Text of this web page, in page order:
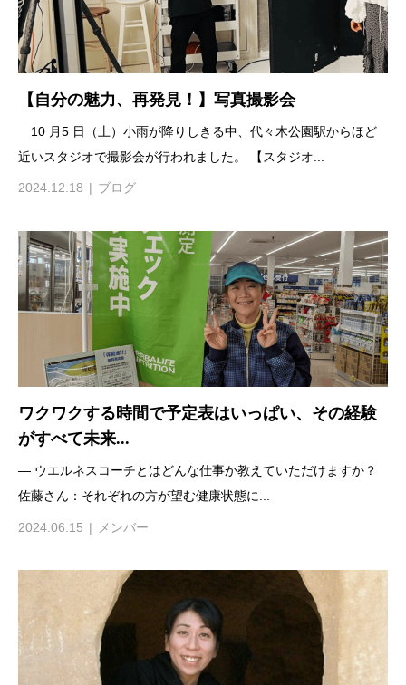
【自分の魅力、再発見！】写真撮影会
10 月5 日（土）小雨が降りしきる中、代々木公園駅からほど
近いスタジオで撮影会が行われました。 【スタジオ...
2024.12.18 ブログ
ワクワクする時間で予定表はいっぱい、その経験
がすべて未来...
— ウエルネスコーチとはどんな仕事か教えていただけますか？
佐藤さん：それぞれの方が望む健康状態に...
2024.06.15 メンバー